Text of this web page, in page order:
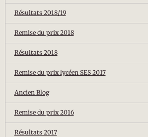
Résultats 2018/19
Remise du prix 2018
Résultats 2018
Remise du prix lycéen SES 2017
Ancien Blog
Remise du prix 2016
Résultats 2017